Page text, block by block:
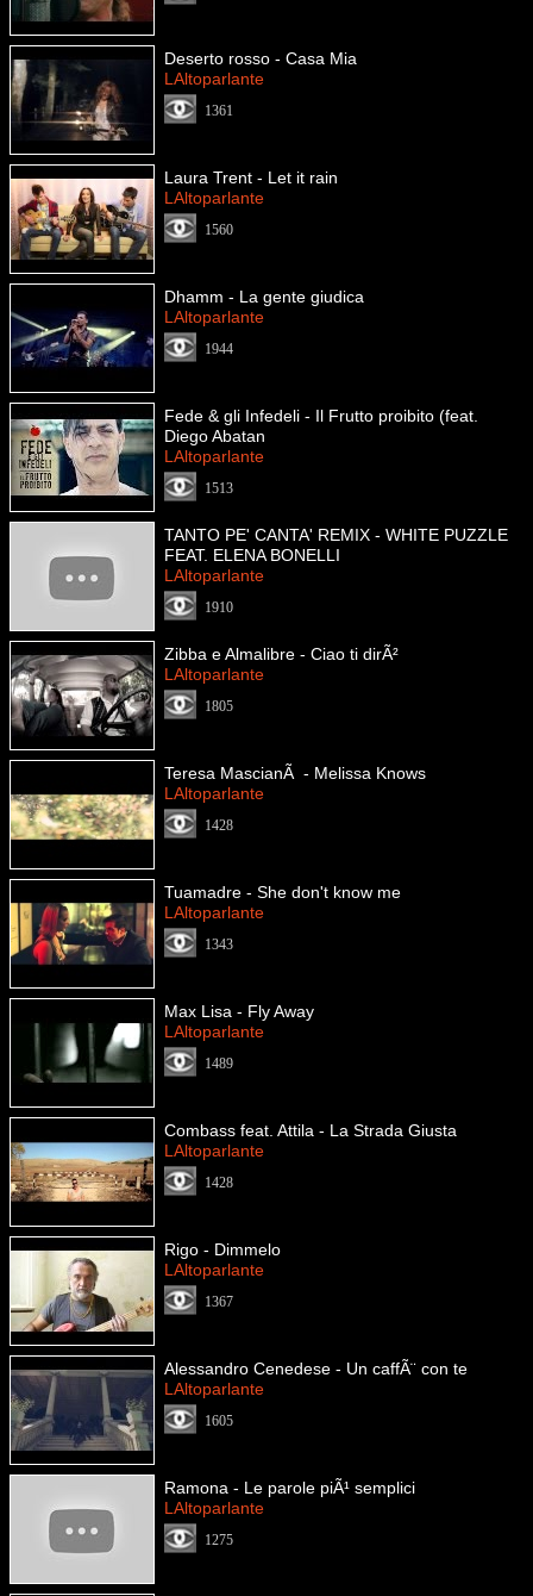
Deserto rosso - Casa Mia
LAltoparlante
1361
Laura Trent - Let it rain
LAltoparlante
1560
Dhamm - La gente giudica
LAltoparlante
1944
Fede & gli Infedeli - Il Frutto proibito (feat.
Diego Abatan
LAltoparlante
1513
TANTO PE' CANTA' REMIX - WHITE PUZZLE
FEAT. ELENA BONELLI
LAltoparlante
1910
Zibba e Almalibre - Ciao ti dirÃ²
LAltoparlante
1805
Teresa MascianÃ - Melissa Knows
LAltoparlante
1428
Tuamadre - She don't know me
LAltoparlante
1343
Max Lisa - Fly Away
LAltoparlante
1489
Combass feat. Attila - La Strada Giusta
LAltoparlante
1428
Rigo - Dimmelo
LAltoparlante
1367
Alessandro Cenedese - Un caffÃ¨ con te
LAltoparlante
1605
Ramona - Le parole piÃ¹ semplici
LAltoparlante
1275